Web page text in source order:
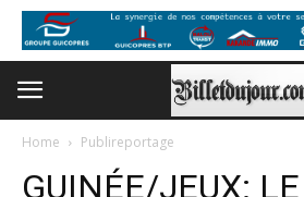
Home Publireportage
GUINÉE/JEUX: LE